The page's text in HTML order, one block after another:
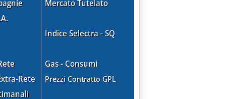
UNA POSSIBILE INTESA'
Rete
Mercato Tutelato
Indice Selectra - SQ
Gas - Consumi
Prezzi Contratto GPL